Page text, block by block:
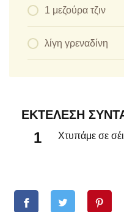
1 μεζούρα τζιν
λίγη γρεναδίνη
ΕΚΤΈΛΕΣΗ
Χτυπάμε σε